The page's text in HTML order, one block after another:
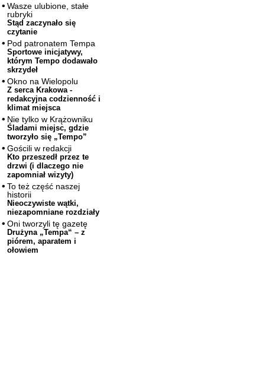
Wasze ulubione, stałe
rubryki
Stąd zaczynało się
czytanie
Pod patronatem Tempa
Sportowe inicjatywy,
którym Tempo dodawało
skrzydeł
Okno na Wielopolu
Z serca Krakowa -
redakcyjna codzienność i
klimat miejsca
Nie tylko w Krążowniku
Śladami miejsc, gdzie
tworzyło się „Tempo”
Gościli w redakcji
Kto przeszedł przez te
drzwi (i dlaczego nie
zapomniał wizyty)
To też część naszej
historii
Nieoczywiste wątki,
niezapomniane rozdziały
Oni tworzyli tę gazetę
Drużyna „Tempa“ – z
piórem, aparatem i
ołowiem